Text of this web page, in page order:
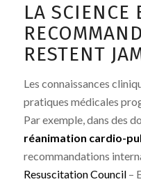
LA SCIENCE
RESTENT
Les connaissances
pratiques médicales
Par exemple, dans des
réanimation cardio-
recommandations
Resuscitation Council –